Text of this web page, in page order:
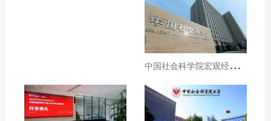
中
国社会科学院宏观经济与战略管理高级研修班招生简章